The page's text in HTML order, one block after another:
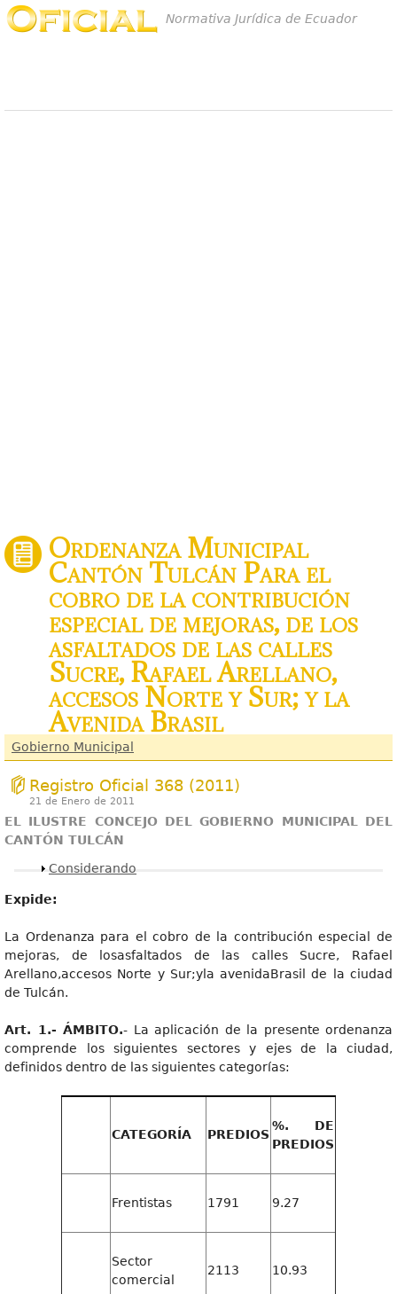
Normativa Jurídica de Ecuador
Ordenanza Municipal
Cantón Tulcán Para el
cobro de la contribución
especial de mejoras, de los
asfaltados de las calles
Sucre, Rafael Arellano,
accesos Norte y Sur; y la
Avenida Brasil
Gobierno Municipal
Registro Oficial 368 (2011)
21 de Enero de 2011
EL ILUSTRE CONCEJO DEL GOBIERNO MUNICIPAL DEL
CANTÓN TULCÁN
Mostrar
Considerando
Expide:
La Ordenanza para el cobro de la contribución especial de
mejoras, de losasfaltados de las calles Sucre, Rafael
Arellano,accesos Norte y Sur;yla avenidaBrasil de la ciudad
de Tulcán.
Art. 1.- ÁMBITO.- La aplicación de la presente ordenanza
comprende los siguientes sectores y ejes de la ciudad,
definidos dentro de las siguientes categorías:
CATEGORÍA PREDIOS
%. DE
PREDIOS
Frentistas 1791 9.27
Sector
comercial
2113 10.93